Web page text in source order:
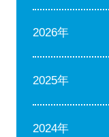
2026年
2025年
2024年